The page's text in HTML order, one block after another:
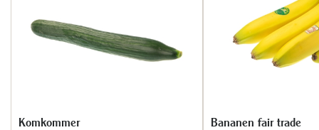
Komkommer Bananen fair trade